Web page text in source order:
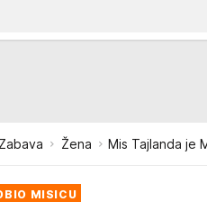
Zabava Žena Mis Tajlanda je
MISICU